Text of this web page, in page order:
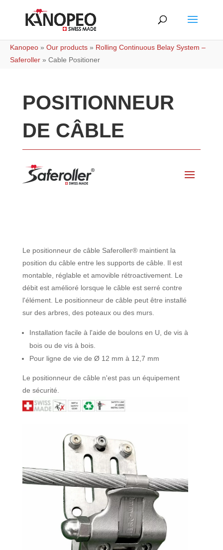
Kanopeo » Our products » Rolling Continuous Belay System –
Saferoller » Cable Positioner
POSITIONNEUR
DE CÂBLE
Le positionneur de câble Saferoller® maintient la
position du câble entre les supports de câble. Il est
montable, réglable et amovible rétroactivement. Le
débit est amélioré lorsque le câble est serré contre
l'élément. Le positionneur de câble peut être installé
sur des arbres, des poteaux ou des murs.
Installation facile à l'aide de boulons en U, de vis à
bois ou de vis à bois.
Pour ligne de vie de Ø 12 mm à 12,7 mm
Le positionneur de câble n'est pas un équipement
de sécurité.